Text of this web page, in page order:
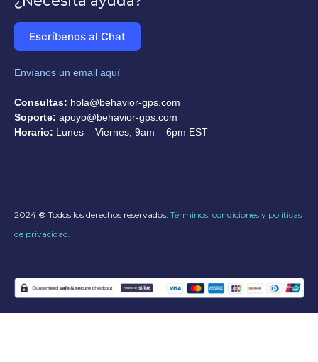
Escríbenos al Chat
Envíanos un email aquí
Consultas: hola@behavior-gps.com
Soporte: apoyo@behavior-gps.com
Horario: Lunes – Viernes, 9am – 6pm EST
2024 ® Todos los derechos reservados. Términos, condiciones y políticas
de privacidad.